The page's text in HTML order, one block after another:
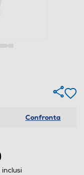
Confronta